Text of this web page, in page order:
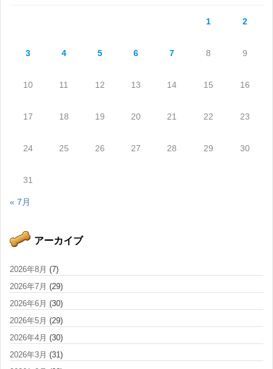
1 2
3 4 5 6 7 8 9
10 11 12 13 14 15 16
17 18 19 20 21 22 23
24 25 26 27 28 29 30
31
« 7月
アーカイブ
2026年8月 (7)
2026年7月 (29)
2026年6月 (30)
2026年5月 (29)
2026年4月 (30)
2026年3月 (31)